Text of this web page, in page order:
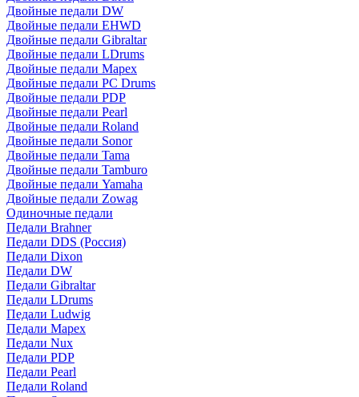
Двойные педали DW
Двойные педали EHWD
Двойные педали Gibraltar
Двойные педали LDrums
Двойные педали Mapex
Двойные педали PC Drums
Двойные педали PDP
Двойные педали Pearl
Двойные педали Roland
Двойные педали Sonor
Двойные педали Tama
Двойные педали Tamburo
Двойные педали Yamaha
Двойные педали Zowag
Одиночные педали
Педали Brahner
Педали DDS (Россия)
Педали Dixon
Педали DW
Педали Gibraltar
Педали LDrums
Педали Ludwig
Педали Mapex
Педали Nux
Педали PDP
Педали Pearl
Педали Roland